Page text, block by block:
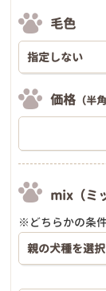
毛色
価格 （半
mix（ミ
※どちらかの条